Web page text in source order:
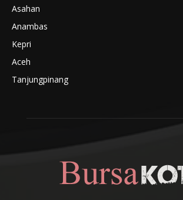
Asahan
Anambas
Kepri
Aceh
Tanjungpinang